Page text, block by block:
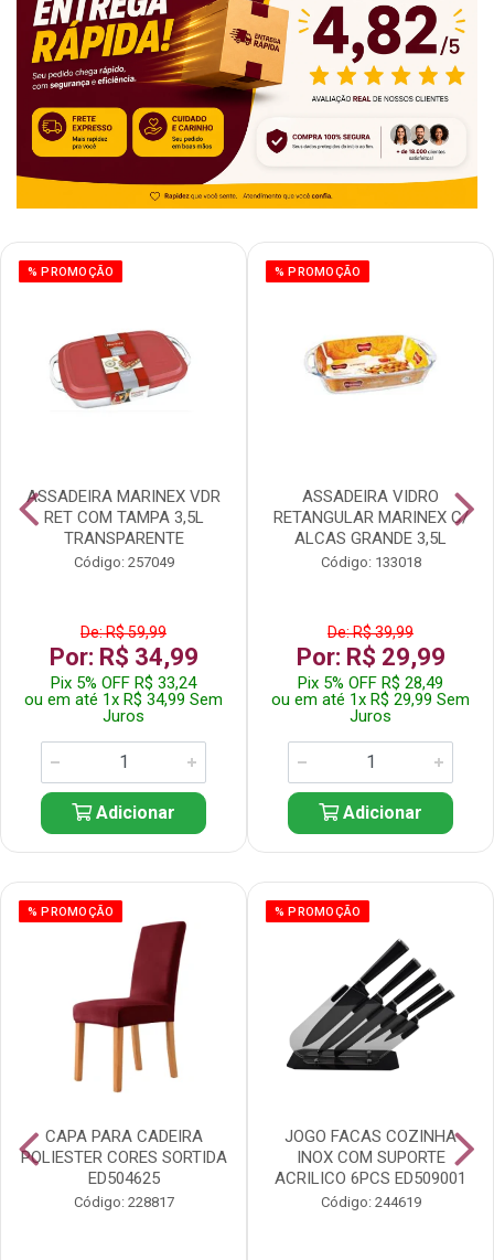
% PROMOÇÃO
ASSADEIRA MARINEX VDR
RET COM TAMPA 3,5L
TRANSPARENTE
Código: 257049
De: R$ 59,99
Por: R$ 34,99
Pix 5% OFF R$ 33,24
ou em até 1x R$ 34,99 Sem
Juros
Adicionar
% PROMOÇÃO
ASSADEIRA VIDRO
RETANGULAR MARINEX C/
ALCAS GRANDE 3,5L
Código: 133018
De: R$ 39,99
Por: R$ 29,99
Pix 5% OFF R$ 28,49
ou em até 1x R$ 29,99 Sem
Juros
Adicionar
% PROMOÇÃO
CAPA PARA CADEIRA
POLIESTER CORES SORTIDA
ED504625
Código: 228817
% PROMOÇÃO
JOGO FACAS COZINHA
INOX COM SUPORTE
ACRILICO 6PCS ED509001
Código: 244619